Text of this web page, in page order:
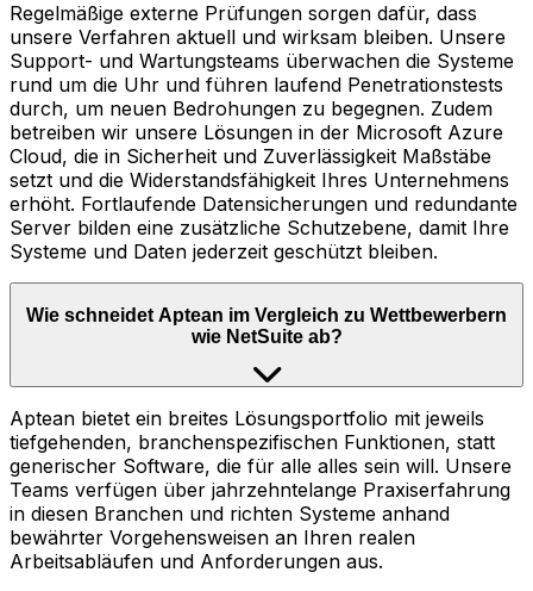
Regelmäßige externe Prüfungen sorgen dafür, dass
unsere Verfahren aktuell und wirksam bleiben. Unsere
Support- und Wartungsteams überwachen die Systeme
rund um die Uhr und führen laufend Penetrationstests
durch, um neuen Bedrohungen zu begegnen. Zudem
betreiben wir unsere Lösungen in der Microsoft Azure
Cloud, die in Sicherheit und Zuverlässigkeit Maßstäbe
setzt und die Widerstandsfähigkeit Ihres Unternehmens
erhöht. Fortlaufende Datensicherungen und redundante
Server bilden eine zusätzliche Schutzebene, damit Ihre
Systeme und Daten jederzeit geschützt bleiben.
Wie schneidet Aptean im Vergleich zu Wettbewerbern
wie NetSuite ab?
Aptean bietet ein breites Lösungsportfolio mit jeweils
tiefgehenden, branchenspezifischen Funktionen, statt
generischer Software, die für alle alles sein will. Unsere
Teams verfügen über jahrzehntelange Praxiserfahrung
in diesen Branchen und richten Systeme anhand
bewährter Vorgehensweisen an Ihren realen
Arbeitsabläufen und Anforderungen aus.